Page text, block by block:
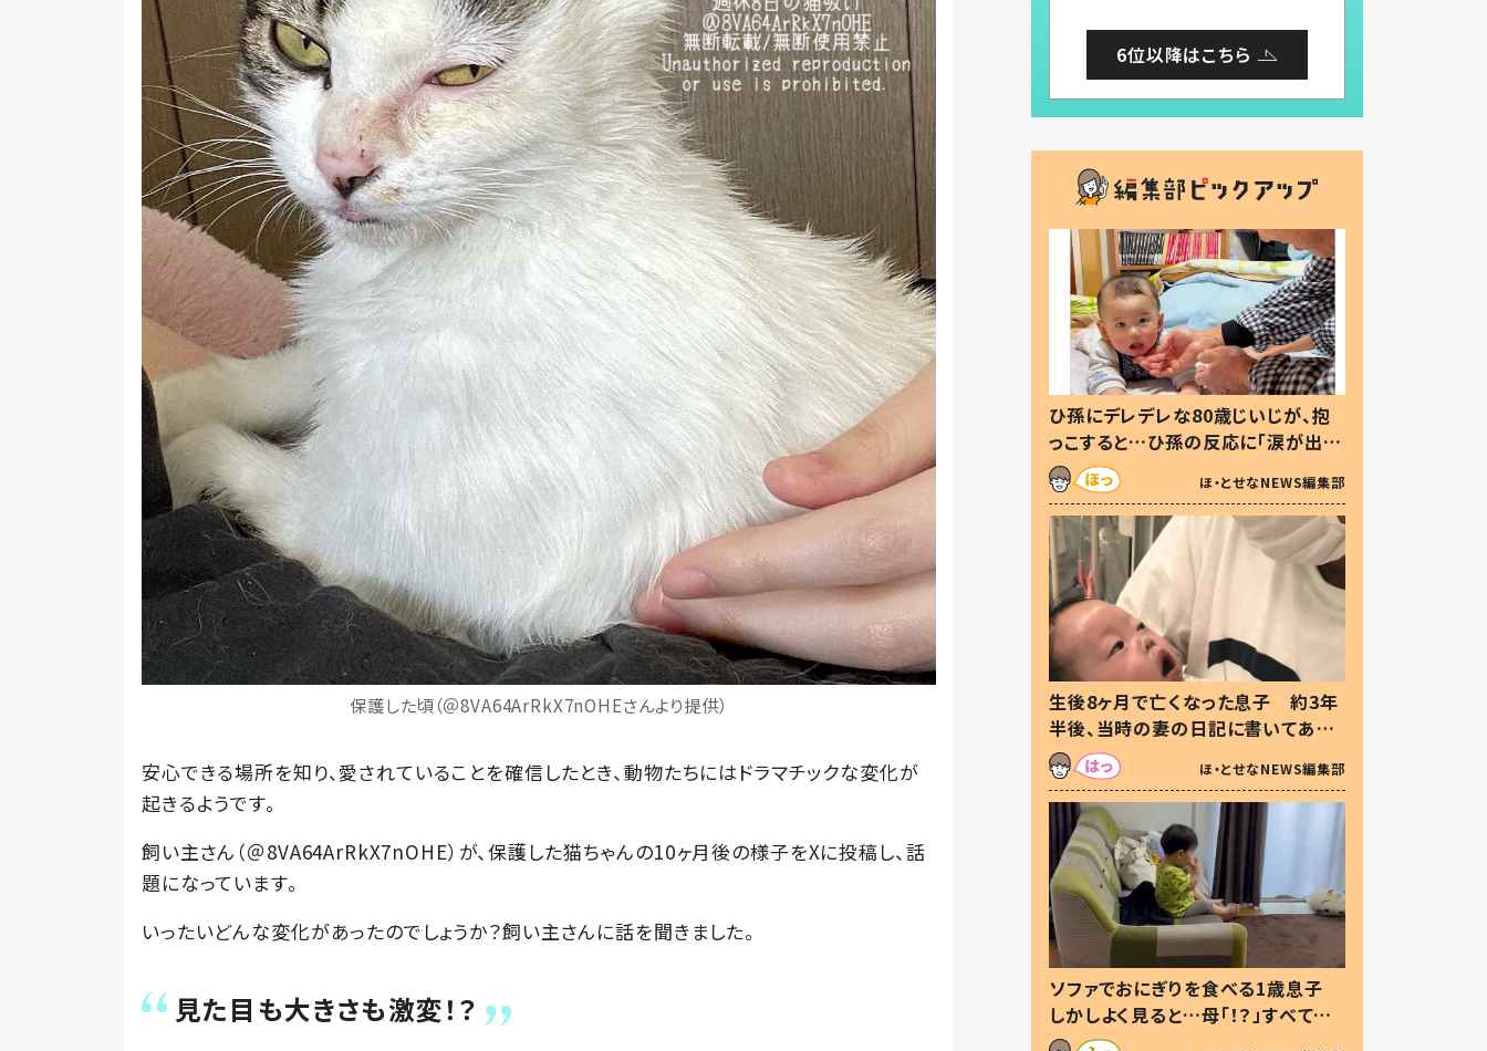
保護した頃（＠8VA64ArRkX7nOHEさんより提供）
安心できる場所を知り、愛されていることを確信したとき、動物たちにはドラマチックな変化が
起きるようです。
飼い主さん（＠8VA64ArRkX7nOHE）が、保護した猫ちゃんの10ヶ月後の様子をXに投稿し、話
題になっています。
いったいどんな変化があったのでしょうか？飼い主さんに話を聞きました。
見た目も大きさも激変！？
6位以降はこちら
ひ孫にデレデレな80歳じいじが、抱
っこすると…ひ孫の反応に「涙が出ま
した」「可愛くて仕方ない」
ほ・とせなNEWS編集部
生後8ヶ月で亡くなった息子 約3年
半後、当時の妻の日記に書いてあっ
た本音とは
ほ・とせなNEWS編集部
ソファでおにぎりを食べる1歳息子
しかしよく見ると…母「！？」すべてを
察した母の投稿に「可愛いから許